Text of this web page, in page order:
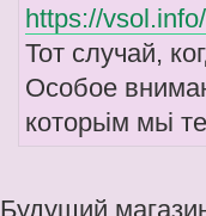
https://
Тот случай,
Особое
которьім мьі
Будущий